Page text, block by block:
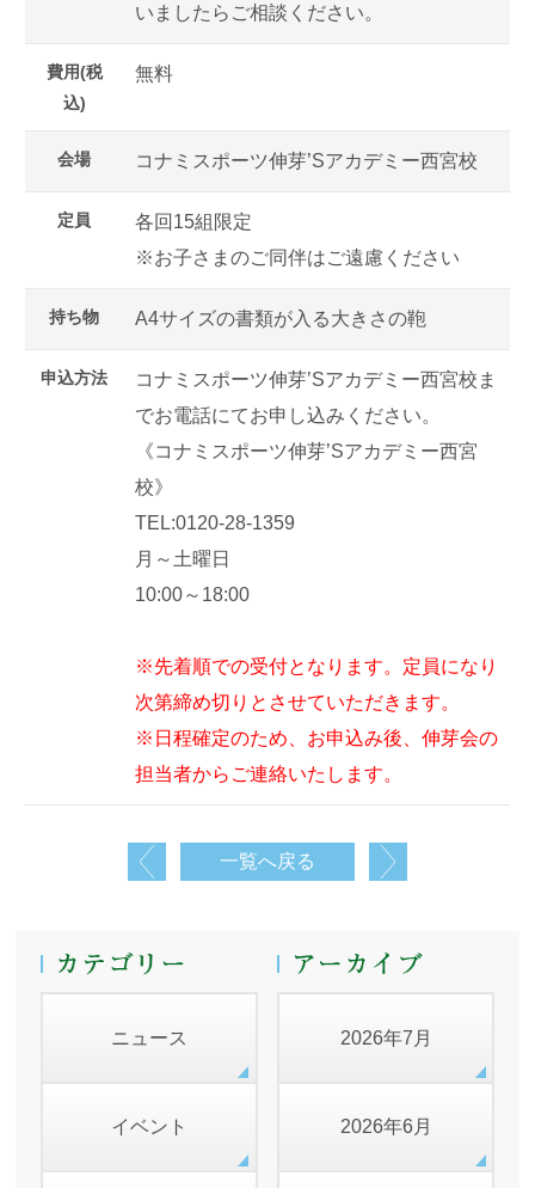
いましたらご相談ください。
費用(税
込)
無料
会場 コナミスポーツ伸芽’Sアカデミー西宮校
定員
各回15組限定
※お子さまのご同伴はご遠慮ください
持ち物 A4サイズの書類が入る大きさの鞄
申込方法
コナミスポーツ伸芽’Sアカデミー西宮校ま
でお電話にてお申し込みください。
《コナミスポーツ伸芽’Sアカデミー西宮
校》
TEL:0120-28-1359
月～土曜日
10:00～18:00
※先着順での受付となります。定員になり
次第締め切りとさせていただきます。
※日程確定のため、お申込み後、伸芽会の
担当者からご連絡いたします。
一覧へ戻る
ニュース
イベント
2026年7月
2026年6月